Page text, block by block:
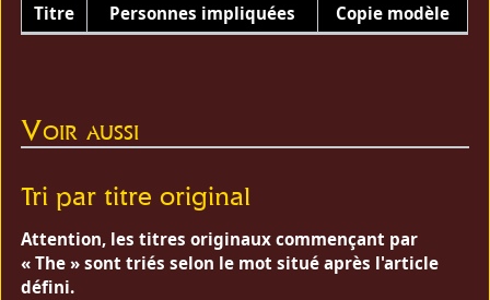
Titre Personnes impliquées Copie modèle
Voir aussi
Tri par titre original
Attention, les titres originaux commençant par
« The » sont triés selon le mot situé après l'article
défini.